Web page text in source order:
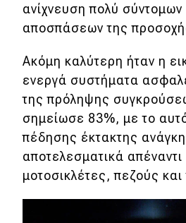
ανίχνευση πολύ σύντομων
αποσπάσεων της
Ακόμη καλύτερη ήταν η
ενεργά συστήματα
της πρόληψης
σημείωσε 83%, με το
πέδησης έκτακτης
αποτελεσματικά
μοτοσικλέτες, πεζούς